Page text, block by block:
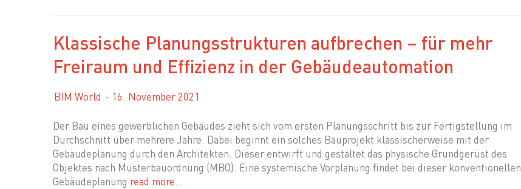
Klassische Planungsstrukturen aufbrechen – für mehr
Freiraum und Effizienz in der Gebäudeautomation
BIM World 16. November 2021
Der Bau eines gewerblichen Gebäudes zieht sich vom ersten Planungsschritt bis zur Fertigstellung im
Durchschnitt über mehrere Jahre. Dabei beginnt ein solches Bauprojekt klassischerweise mit der
Gebäudeplanung durch den Architekten. Dieser entwirft und gestaltet das physische Grundgerüst des
Objektes nach Musterbauordnung (MBO). Eine systemische Vorplanung findet bei dieser konventionellen
Gebäudeplanung read more…